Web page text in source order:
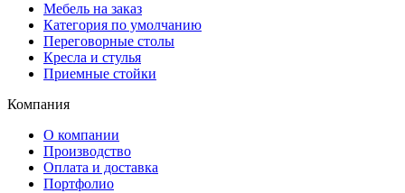
Мебель на заказ
Категория по умолчанию
Переговорные столы
Кресла и стулья
Приемные стойки
Компания
О компании
Производство
Оплата и доставка
Портфолио